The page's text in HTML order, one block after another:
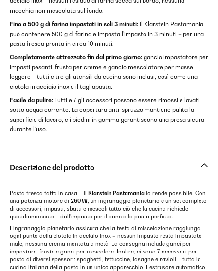
macchia non mescolata sul fondo.
Fino a 500 g di farina impastati in soli 3 minuti: Il Klarstein Pastamania
può contenere 500 g di farina e impasta l'impasto in 3 minuti – per una
pasta fresca pronta in circa 10 minuti.
Completamente attrezzato fin dal primo giorno: gancio impastatore per
impasti pesanti, frusta per creme e gancio mescolatore per masse
leggere – tutti e tre gli utensili da cucina sono inclusi, così come una
ciotola in acciaio inox e il tagliapasta.
Facile da pulire: Tutti e 7 gli accessori possono essere rimossi e lavati
sotto acqua corrente. La copertura anti-spruzzo mantiene pulita la
superficie di lavoro, e i piedini in gomma garantiscono una presa sicura
durante l’uso.
Descrizione del prodotto
Pasta fresca fatta in casa – il Klarstein Pastamania lo rende possibile. Con
una potenza motore di 260 W, un ingranaggio planetario e un set completo
di accessori, impasti, sbatti e mescoli tutto ciò che la cucina richiede
quotidianamente – dall’impasto per il pane alla pasta perfetta.
L’ingranaggio planetario assicura che la testa di miscelazione raggiunga
ogni punto della ciotola in acciaio inox – nessun impasto resta impastato
male, nessuna crema montata a metà. La consegna include ganci per
impastare, fruste e ganci per mescolare. Inoltre, ci sono 7 accessori per
pasta di diversi spessori: spaghetti, fettuccine, lasagne e ravioli – tutta la
cucina italiana della pasta in un unico apparecchio. L’estrusore automatico